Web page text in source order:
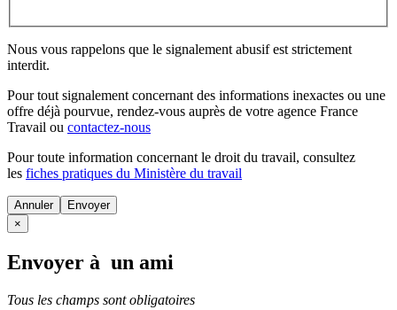
Nous vous rappelons que le signalement abusif est strictement
interdit.
Pour tout signalement concernant des informations inexactes ou une
offre déjà pourvue, rendez-vous auprès de votre agence France
Travail ou contactez-nous
Pour toute information concernant le droit du travail, consultez
les fiches pratiques du Ministère du travail
Annuler
×
Envoyer à un ami
Tous les champs sont obligatoires